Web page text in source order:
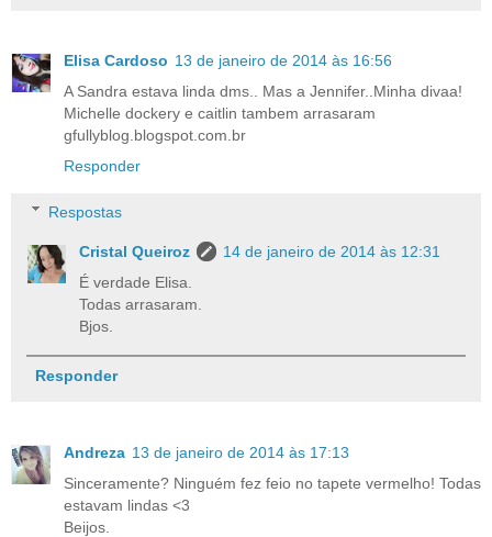
Elisa Cardoso 13 de janeiro de 2014 às 16:56
A Sandra estava linda dms.. Mas a Jennifer..Minha divaa!
Michelle dockery e caitlin tambem arrasaram
gfullyblog.blogspot.com.br
Responder
Respostas
Cristal Queiroz
14 de janeiro de 2014 às 12:31
É verdade Elisa.
Todas arrasaram.
Bjos.
Responder
Andreza 13 de janeiro de 2014 às 17:13
Sinceramente? Ninguém fez feio no tapete vermelho! Todas
estavam lindas <3
Beijos.